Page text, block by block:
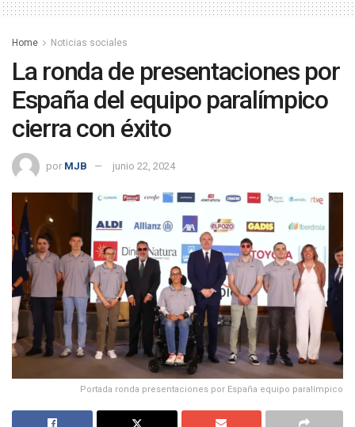
Home Noticias sociales
La ronda de presentaciones por
España del equipo paralímpico
cierra con éxito
por MJB junio 22, 2024
Portada ronda presentaciones por España equipo paralímpico